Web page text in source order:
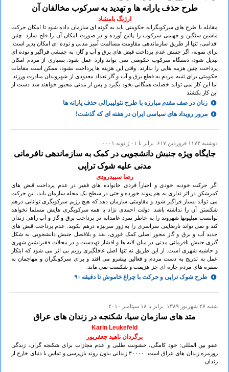
طرح حذف یارانه ها و تهدید به سرکوب مخالفان آن
ارژنگ بامشاد
مقابله با طرح های سرکوبگرانه حکومتی باید به گونه ای سازمان داده شود تا امکان حرکت
ماشین سنگین و جهنمی سرکوب را پائین آورده و در صورت امکان آن را فلج سازد. چنین
اقدامی، تنها از طریق سازماندهی مقاومت مسالمت آمیز مدنی و توده ای امکان پذیر است.
برای نمونه، اگر جنبش عدم پرداخت قبض های برق و آب و گاز، به جنبشی فراگیر و توده ای
تبدیل شود، دستگاه سرکوب حکومتی نمی تواند وارد عمل شود. بسیاری از مردم امکان
پرداخت چنین هزینه هایی را ندارند. وقتی این هزینه ها پرداخت نشود، ممکن است مقامات
حکومتی برای تنبیه مردم به قطع برق و آب و گاز تعداد معدودی از شهروندان مبادرت ورزند.
اما این کار نمی تواند خصلت همگانی بخود بگیرد و پس از مدتی مجبور خواهند شد دست از
این کار بکشند
زنان در صف مقدم مبارزه با طرح نئولیبرالی حذف یارانه ها
مرور رویداد های سیاسی ایران در هفته ای که گذشت!
دوشنبه ۱۱۷۳ فروردين ۶۱۷ برابر با ۰۱ ژانويه ۰۰۰۱
جایگاه ویژه جنبش دانشجویی در کمک به سازماندهی نافرمانی
مدنی علیه شوک تراپی
رضا سپیدرودی
اگر حرکت خودبه خودی و اجبارأ فردی خانواده های فقیر در عدم پرداخت قبض های
کمرشکن در اثر نداری به هم پیوند خورده و حتی در سطح یک محله سازمان یابد، این حرکت
می تواند بسیار فراگیر شود و مقاومتی سازمان دهد که هیچ رژیم سرکوبگری توانایی درهم
شکستن آن را نداشته باشد. دولت احمدی نژاد با همه سرکوبگری هایش مسلما نخواهد
توانست میلیونها شهروند را به خاطر تمرد عامدانه در پرداخت برق و گاز و آب راهی زندان
کند و نمی تواند نارضایتی سراسری را به زور سرنیزه درهم بکوبد. عدم پرداخت قبض های
جدید آب و برق و گاز محور اصلی کمک فوری، نقد و بلافصل جنبش دانشجویی به شکل
گیری جنبش نافرمانی مدنی در میان لایه ها و اقشار تهیدست و در محلات فقیرنشین شهری
و حاشیه شهری است. از این طریق نه تنها اصل غافلگیری رژیم بی اثر می شود که ابتکار
عمل به تدریج به دست مردم و فعالین پیشرو می افتد و برای سرکوبگران و مهاجمان به
سفره های مردم چاره ای جز هزیمت و شکست نمی ماند.
طرح شوک تراپی و حرکت با چراغ خاموش تا دقیقه ۹۰
شنبه ۲۷ شهريور ۱۳۸۹ برابر با ۱۸ سپتامبر ۲۰۱۰
متد های سازمان سیا، شکنجه در زندان های عراق
Karin Leukefeld
برگردان ناهید جعفرپور
عفو بین المللی: خود کامگی، خشونت طلبی و عدم مجازات برای شکنجه گران، زندگی
روزمره زندان های عراق است. ۳٠٠٠٠ زندانی بدون روند بازپرسی و تماس با دنیای خارج از
زندان